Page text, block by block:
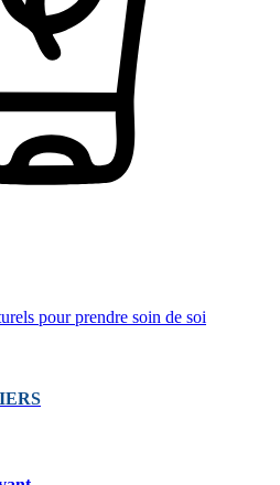
pour prendre soin de soi